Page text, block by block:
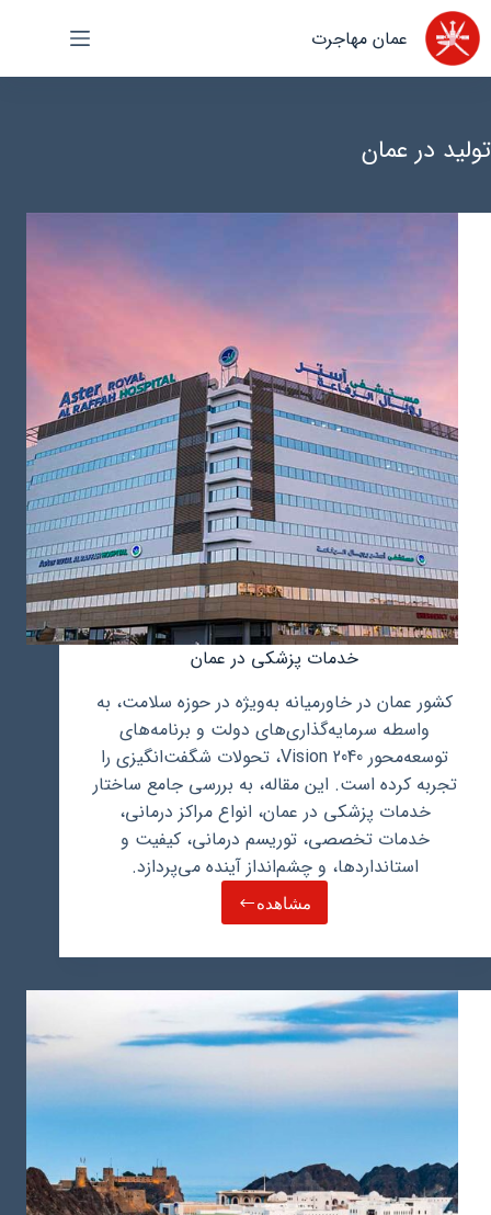
پرش
به
محتوا
عمان مهاجرت
تولید در عمان
خدمات پزشکی در عمان
کشور عمان در خاورمیانه به‌ویژه در حوزه سلامت، به
واسطه سرمایه‌گذاری‌های دولت و برنامه‌های
توسعه‌محور Vision 2040، تحولات شگفت‌انگیزی را
تجربه کرده است. این مقاله، به بررسی جامع ساختار
خدمات پزشکی در عمان، انواع مراکز درمانی،
خدمات تخصصی، توریسم درمانی، کیفیت و
استانداردها، و چشم‌انداز آینده می‌پردازد.
مشاهدهخدمات
در